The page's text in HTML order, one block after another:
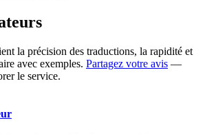
la précision des traductions, la rapidité et
avec exemples. Partagez votre avis —
le service.